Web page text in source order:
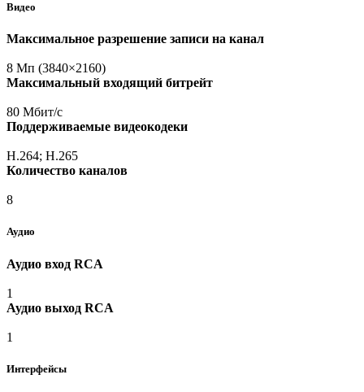
Видео
Максимальное разрешение записи на канал
8 Мп (3840×2160)
Максимальный входящий битрейт
80 Мбит/с
Поддерживаемые видеокодеки
H.264; H.265
Количество каналов
8
Аудио
Аудио вход RCA
1
Аудио выход RCA
1
Интерфейсы